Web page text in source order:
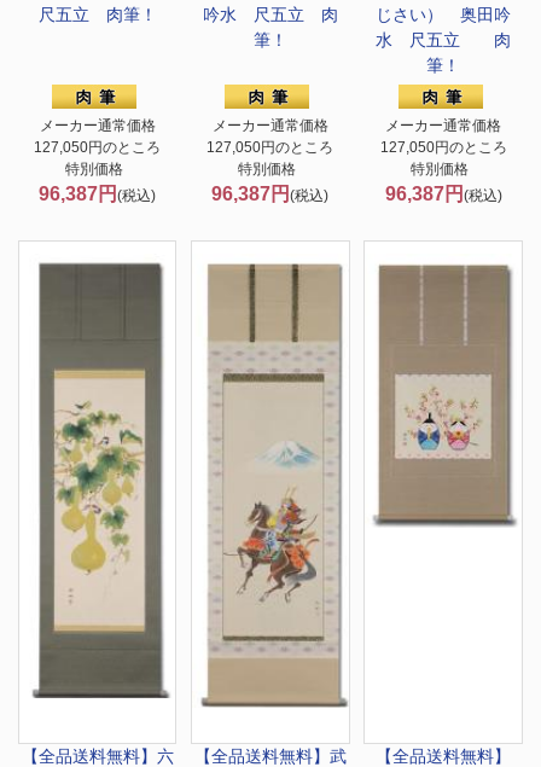
尺五立 肉筆！
メーカー通常価格
127,050円のところ
特別価格
96,387円(税込)
吟水 尺五立 肉
筆！
メーカー通常価格
127,050円のところ
特別価格
96,387円(税込)
じさい） 奥田吟
水 尺五立 肉
筆！
メーカー通常価格
127,050円のところ
特別価格
96,387円 (税込)
【全品送料無料】 六
【全品送料無料】 武
【全品送料無料】